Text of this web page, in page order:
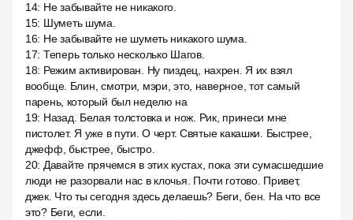
14: Не забывайте не никакого.
15: Шуметь шума.
16: Не забывайте не шуметь никакого шума.
17: Теперь только несколько Шагов.
18: Режим активирован. Ну пиздец, нахрен. Я их взял
вообще. Блин, смотри, мэри, это, наверное, тот самый
парень, который был неделю на
19: Назад. Белая толстовка и нож. Рик, принеси мне
пистолет. Я уже в пути. О черт. Святые какашки. Быстрее,
джефф, быстрее, быстро.
20: Давайте прячемся в этих кустах, пока эти сумасшедшие
люди не разорвали нас в клочья. Почти готово. Привет,
джек. Что ты сегодня здесь делаешь? Беги, бен. На что все
это? Беги, если.